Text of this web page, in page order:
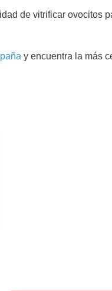
de vitrificar ovocitos
y encuentra la más